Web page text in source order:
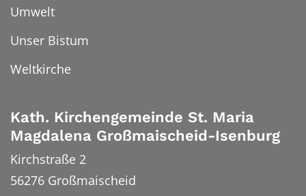
Umwelt
Unser Bistum
Weltkirche
Kath. Kirchengemeinde St. Maria
Magdalena Großmaischeid-Isenburg
Kirchstraße 2
56276 Großmaischeid